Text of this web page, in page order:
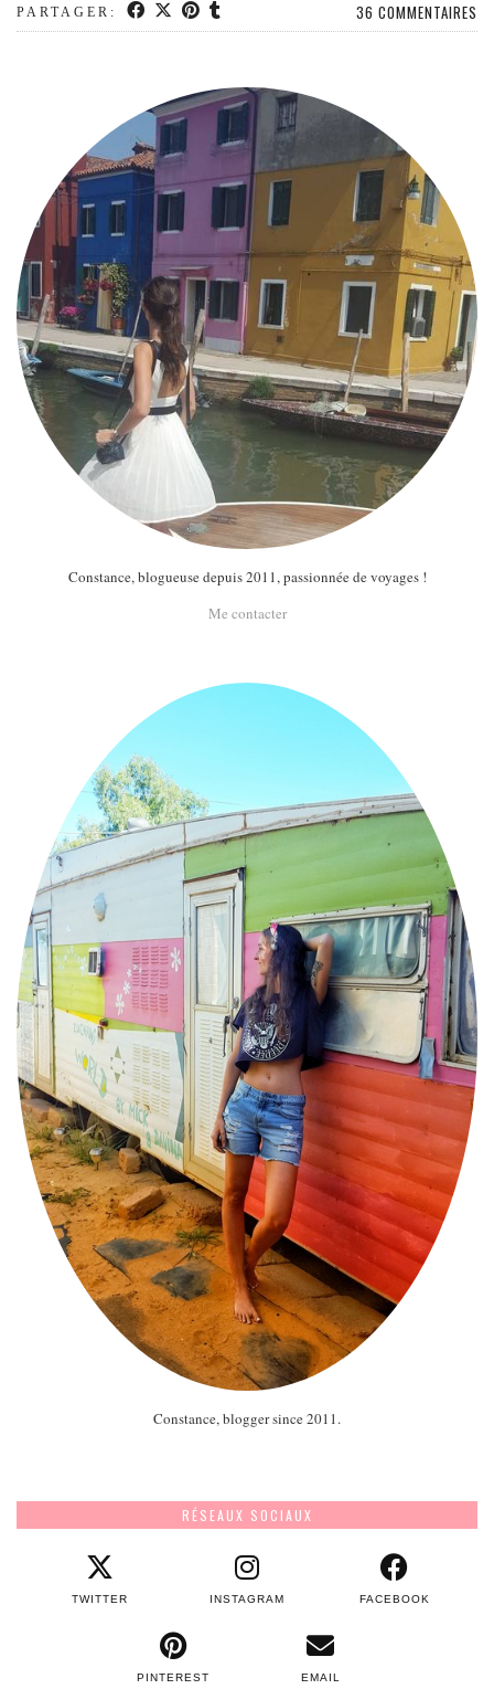
PARTAGER: 36 COMMENTAIRES
Constance, blogueuse depuis 2011, passionnée de voyages !
Me contacter
Constance, blogger since 2011.
RÉSEAUX SOCIAUX
TWITTER INSTAGRAM FACEBOOK
PINTEREST EMAIL